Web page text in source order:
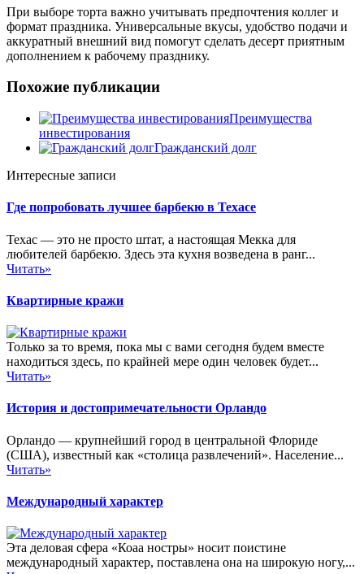
При выборе торта важно учитывать предпочтения коллег и
формат праздника. Универсальные вкусы, удобство подачи и
аккуратный внешний вид помогут сделать десерт приятным
дополнением к рабочему празднику.
Похожие публикации
Преимущества
инвестирования
Гражданский долг
Интересные записи
Где попробовать лучшее барбекю в Техасе
Техас — это не просто штат, а настоящая Мекка для
любителей барбекю. Здесь эта кухня возведена в ранг...
Читать»
Квартирные кражи
Только за то время, пока мы с вами сегодня будем вместе
находиться здесь, по крайней мере один человек будет...
Читать»
История и достопримечательности Орландо
Орландо — крупнейший город в центральной Флориде
(США), известный как «столица развлечений». Население...
Читать»
Международный характер
Эта деловая сфера «Коаа ностры» носит поистине
международный характер, поставлена она на широкую ногу,...